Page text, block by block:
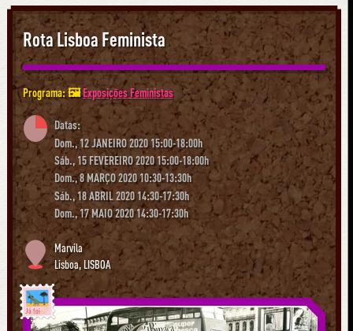
Rota Lisboa Feminista
Programa: 🖼Exposições Feministas
Datas:
Dom., 12 JANEIRO 2020 15:00-18:00h
Sáb., 15 FEVEREIRO 2020 15:00-18:00h
Dom., 8 MARÇO 2020 10:30-13:30h
Sáb., 18 ABRIL 2020 14:30-17:30h
Dom., 17 MAIO 2020 14:30-17:30h
Marvila
Lisboa, LISBOA
Já foi